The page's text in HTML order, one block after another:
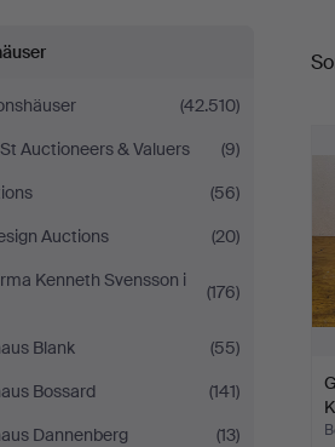
(42.510)
Auctioneers & Valuers
(9)
(56)
Auctions
(20)
Kenneth Svensson i
(176)
Blank
(55)
Bossard
(141)
Dannenberg
(13)